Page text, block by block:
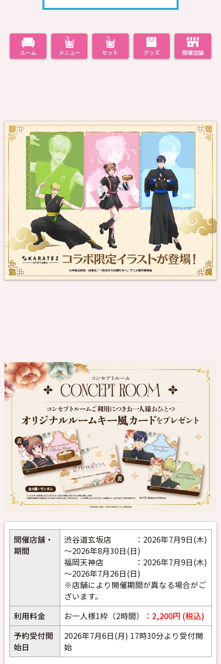
ルーム メニュー セット グッズ 開催店舗
開催店舗・
期間
渋谷道玄坂店 ：2026年7月9日(木)
～2026年8月30日(日)
福岡天神店 ：2026年7月9日(木)
～2026年7月26日(日)
※店舗により開催期間が異なる場合がご
ざいます。
利用料金
お一人様1枠（2時間）： 2,200円 (税込)
予約受付開
始日
2026年7月6日(月) 17時30分より受付開
始